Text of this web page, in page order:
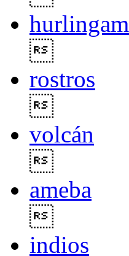
hurlingam
rostros
volcán
ameba
indios